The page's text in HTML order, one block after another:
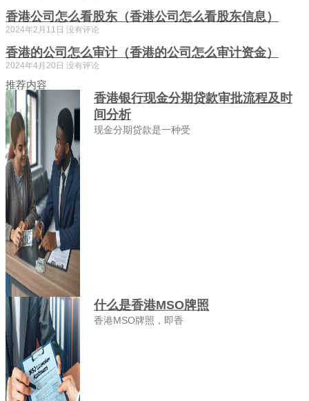
香港公司怎么看股东（香港公司怎么看股东信息）
2024年2月11日 没有评论
香港的公司怎么审计（香港的公司怎么审计资金）
2024年4月20日 没有评论
推荐内容
香港银行现金分期贷款审批流程及时
间分析
现金分期贷款是一种受
什么是香港MSO牌照
香港MSO牌照，即香